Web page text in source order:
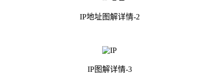
IP地址图解详情-2
IP图解详情-3